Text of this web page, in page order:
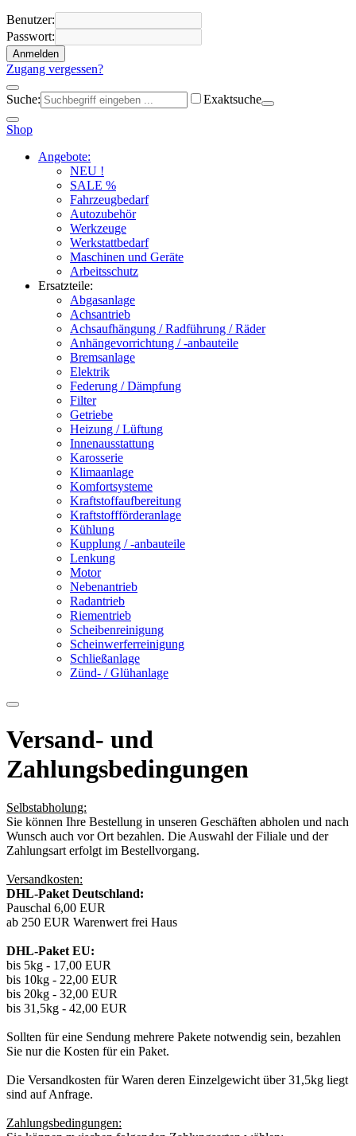
Benutzer:
Passwort:
Anmelden
Zugang vergessen?
Suche: Exaktsuche
Shop
Angebote:
NEU !
SALE %
Fahrzeugbedarf
Autozubehör
Werkzeuge
Werkstattbedarf
Maschinen und Geräte
Arbeitsschutz
Ersatzteile:
Abgasanlage
Achsantrieb
Achsaufhängung / Radführung / Räder
Anhängevorrichtung / -anbauteile
Bremsanlage
Elektrik
Federung / Dämpfung
Filter
Getriebe
Heizung / Lüftung
Innenausstattung
Karosserie
Klimaanlage
Komfortsysteme
Kraftstoffaufbereitung
Kraftstoffförderanlage
Kühlung
Kupplung / -anbauteile
Lenkung
Motor
Nebenantrieb
Radantrieb
Riementrieb
Scheibenreinigung
Scheinwerferreinigung
Schließanlage
Zünd- / Glühanlage
Versand- und
Zahlungsbedingungen
Selbstabholung:
Sie können Ihre Bestellung in unseren Geschäften abholen und nach
Wunsch auch vor Ort bezahlen. Die Auswahl der Filiale und der
Zahlungsart erfolgt im Bestellvorgang.
Versandkosten:
DHL-Paket Deutschland:
Pauschal 6,00 EUR
ab 250 EUR Warenwert frei Haus
DHL-Paket EU:
bis 5kg - 17,00 EUR
bis 10kg - 22,00 EUR
bis 20kg - 32,00 EUR
bis 31,5kg - 42,00 EUR
Sollten für eine Sendung mehrere Pakete notwendig sein, bezahlen
Sie nur die Kosten für ein Paket.
Die Versandkosten für Waren deren Einzelgewicht über 31,5kg liegt
sind auf Anfrage.
Zahlungsbedingungen: